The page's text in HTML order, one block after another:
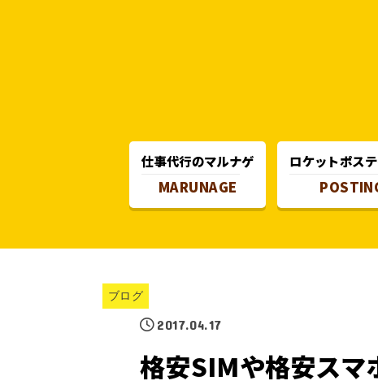
仕事代行のマルナゲ
MARUNAGE
ロケットポス
ブログ
2017.04.17
格安SIMや格安スマ